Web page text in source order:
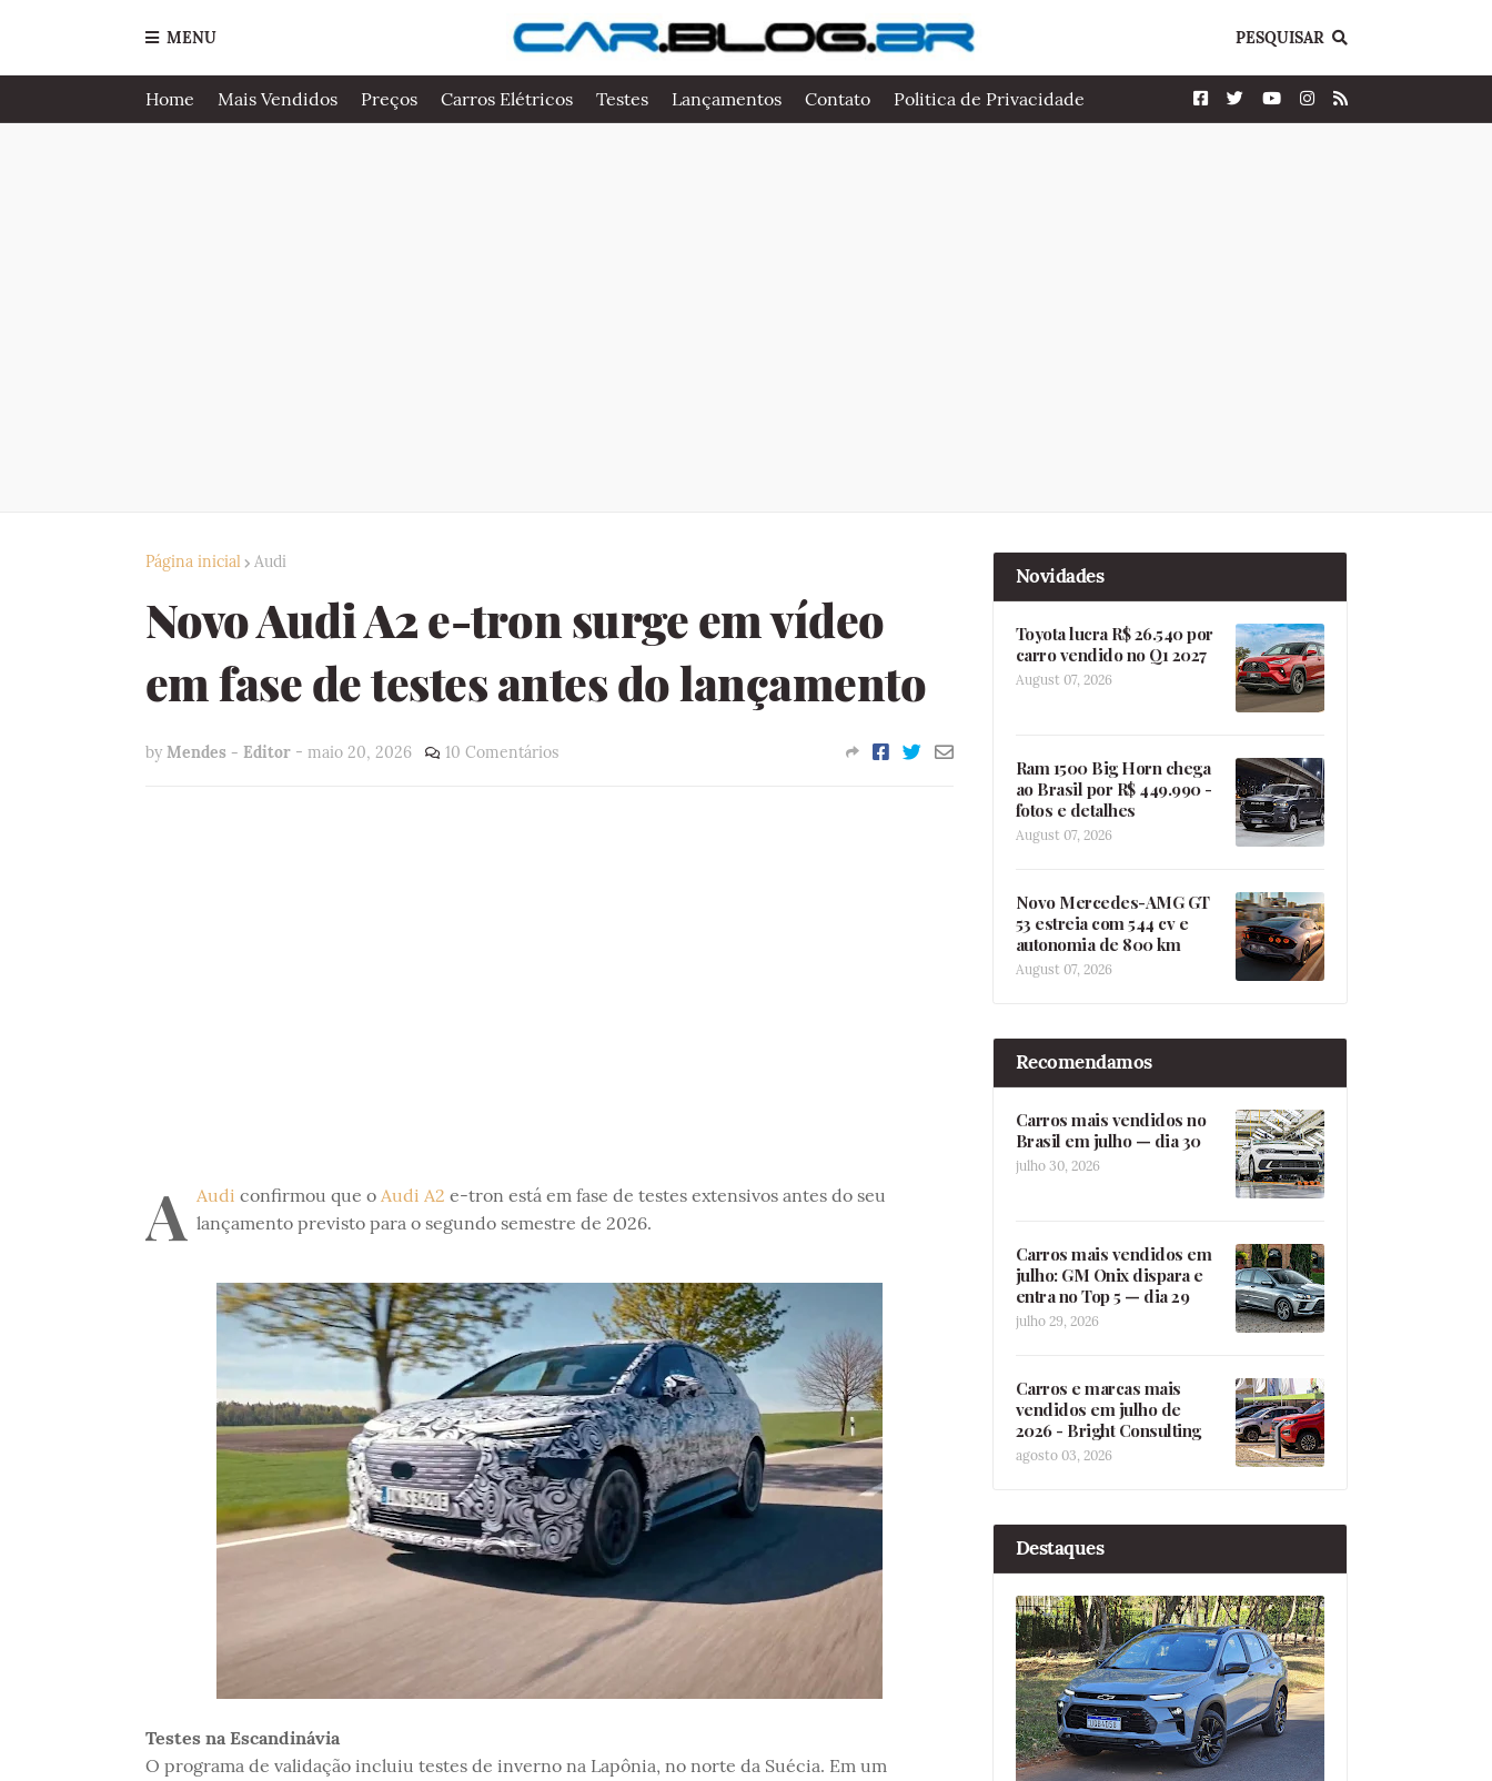
MENU PESQUISAR
Home Mais Vendidos Preços Carros Elétricos Testes Lançamentos Contato Politica de Privacidade
Página inicial Audi
Novo Audi A2 e-tron surge em vídeo
em fase de testes antes do lançamento
by Mendes - Editor - maio 20, 2026 10 Comentários
A Audi confirmou que o Audi A2 e-tron está em fase de testes extensivos antes do seu
lançamento previsto para o segundo semestre de 2026.
Testes na Escandinávia
O programa de validação incluiu testes de inverno na Lapônia, no norte da Suécia. Em um
Novidades
Toyota lucra R$ 26.540 por
carro vendido no Q1 2027
August 07, 2026
Ram 1500 Big Horn chega
ao Brasil por R$ 449.990 -
fotos e detalhes
August 07, 2026
Novo Mercedes-AMG GT
53 estreia com 544 cv e
autonomia de 800 km
August 07, 2026
Recomendamos
Carros mais vendidos no
Brasil em julho — dia 30
julho 30, 2026
Carros mais vendidos em
julho: GM Onix dispara e
entra no Top 5 — dia 29
julho 29, 2026
Carros e marcas mais
vendidos em julho de
2026 - Bright Consulting
agosto 03, 2026
Destaques